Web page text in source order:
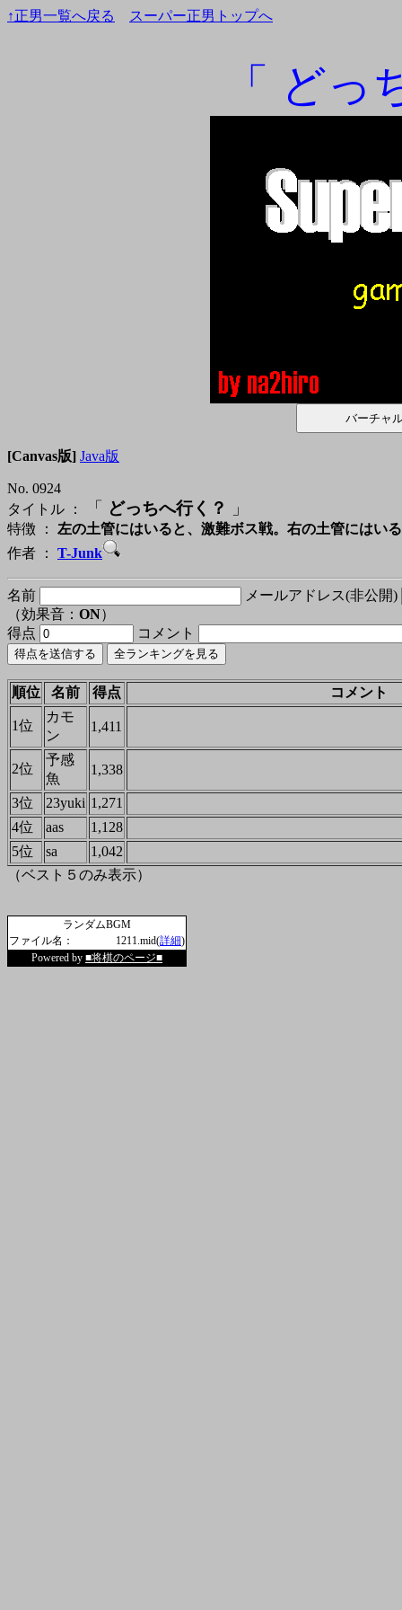
↑正男一覧へ戻る スーパー正男トップへ
「 どっ
[Canvas版] Java版
No. 0924
タイトル ：
「 どっちへ行く？ 」
特徴 ： 左の土管にはいると、激難ボス戦。右の土管にはい
作者 ： T-Junk
名前
メールアドレス(非公開)
（効果音： ON）
得点
コメント
順位 名前 得点 コメント
1位
カモ
ン
1,411
2位
予感
魚
1,338
3位 23yuki 1,271
4位
aas
1,128
5位
sa
1,042
（ベスト５のみ表示）
ランダムBGM
ファイル名：
1211.mid(詳細)
Powered by ■将棋のページ■